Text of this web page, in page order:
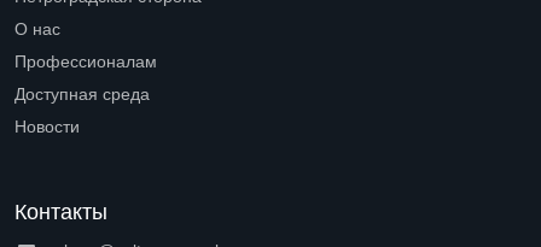
О нас
Профессионалам
Доступная среда
Новости
Контакты